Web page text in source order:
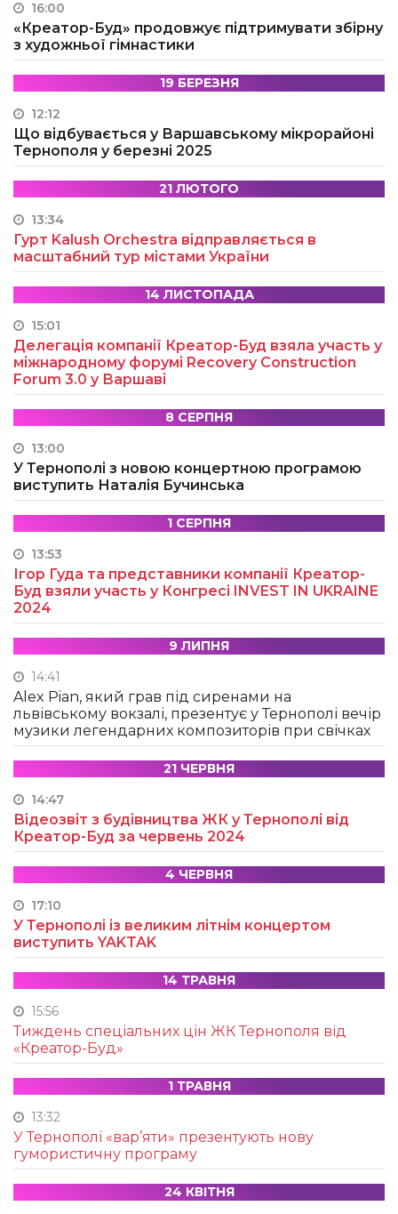
16:00
«Креатор-Буд» продовжує підтримувати збірну
з художньої гімнастики
19 БЕРЕЗНЯ
12:12
Що відбувається у Варшавському мікрорайоні
Тернополя у березні 2025
21 ЛЮТОГО
13:34
Гурт Kalush Orchestra відправляється в
масштабний тур містами України
14 ЛИСТОПАДА
15:01
Делегація компанії Креатор-Буд взяла участь у
міжнародному форумі Recovery Construction
Forum 3.0 у Варшаві
8 СЕРПНЯ
13:00
У Тернополі з новою концертною програмою
виступить Наталія Бучинська
1 СЕРПНЯ
13:53
Ігор Гуда та представники компанії Креатор-
Буд взяли участь у Конгресі INVEST IN UKRAINE
2024
9 ЛИПНЯ
14:41
Alex Pian, який грав під сиренами на
львівському вокзалі, презентує у Тернополі вечір
музики легендарних композиторів при свічках
21 ЧЕРВНЯ
14:47
Відеозвіт з будівництва ЖК у Тернополі від
Креатор-Буд за червень 2024
4 ЧЕРВНЯ
17:10
У Тернополі із великим літнім концертом
виступить YAKTAK
14 ТРАВНЯ
15:56
Тиждень спеціальних цін ЖК Тернополя від
«Креатор-Буд»
1 ТРАВНЯ
13:32
У Тернополі «вар’яти» презентують нову
гумористичну програму
24 КВІТНЯ